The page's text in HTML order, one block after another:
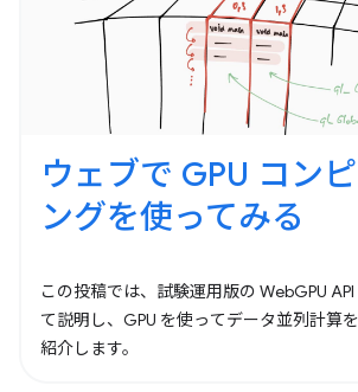
ウェブで GPU コン
ングを使ってみる
この投稿では、試験運用版の WebGPU
て説明し、GPU を使ってデータ並列計算
紹介します。